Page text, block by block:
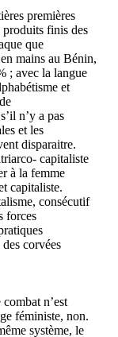
premières
produits finis des
que
mains au Bénin,
; avec la langue
et
n’y a pas
et les
disparaitre.
capitaliste
à la femme
capitaliste.
consécutif
forces
corvées
n’est
féministe, non.
système, le